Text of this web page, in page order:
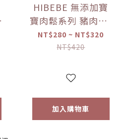
HIBEBE 無添加寶
寶肉鬆系列 豬肉鬆/
雞肉鬆/旗魚鬆(2包
入/組)（10個月以
定】
NT$280 ~ NT$320
NT$420
加入購物車